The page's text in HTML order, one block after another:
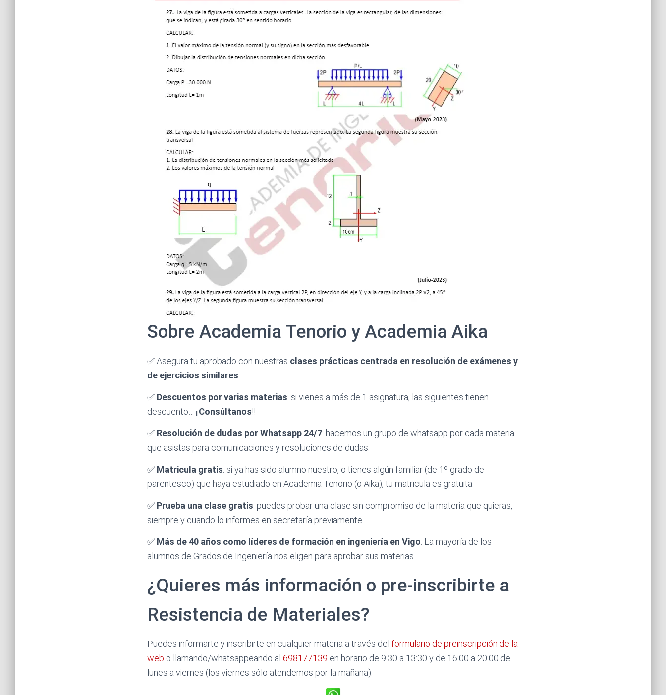
Sobre Academia Tenorio y Academia Aika
✅ Asegura tu aprobado con nuestras clases prácticas centrada en resolución de exámenes y
de ejercicios similares
✅ Descuentos por varias materias: si vienes a más de 1 asignatura, las siguientes tienen
descuento… ¡¡Consúltanos!!
✅ Resolución de dudas por Whatsapp 24/7: hacemos un grupo de whatsapp por cada materia
que asistas para comunicaciones y resoluciones de dudas.
✅ Matricula gratis: si ya has sido alumno nuestro, o tienes algún familiar (de 1º grado de
parentesco) que haya estudiado en Academia Tenorio (o Aika), tu matricula es gratuita.
✅ Prueba una clase gratis: puedes probar una clase sin compromiso de la materia que quieras,
siempre y cuando lo informes en secretaría previamente.
✅ Más de 40 años como líderes de formación en ingeniería en Vigo . La mayoría de los
alumnos de Grados de Ingeniería nos eligen para aprobar sus materias.
¿Quieres más información o pre-inscribirte a
Resistencia de Materiales?
Puedes informarte y inscribirte en cualquier materia a través del formulario de preinscripción de la
web o llamando/whatsappeando al 698177139 en horario de 9:30 a 13:30 y de 16:00 a 20:00 de
lunes a viernes (los viernes sólo atendemos por la mañana).